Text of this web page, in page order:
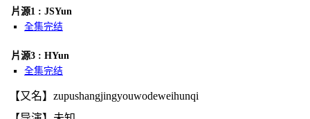
片源1 : JSYun
全集完结
片源3 : HYun
全集完结
【又名】zupushangjingyouwodeweihunqi